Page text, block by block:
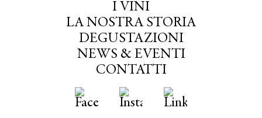
I VINI
LA NOSTRA STORIA
DEGUSTAZIONI
NEWS & EVENTI
CONTATTI